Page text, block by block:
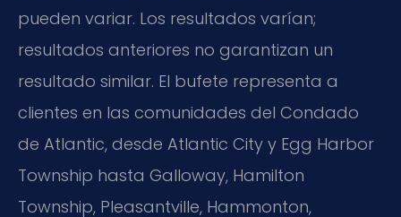
pueden variar. Los resultados varían;
resultados anteriores no garantizan un
resultado similar. El bufete representa a
clientes en las comunidades del Condado
de Atlantic, desde Atlantic City y Egg Harbor
Township hasta Galloway, Hamilton
Township, Pleasantville, Hammonton,